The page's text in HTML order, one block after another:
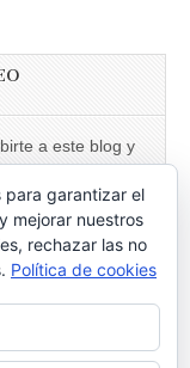
a este blog y
para garantizar el
mejorar nuestros
rechazar las no
Política de cookies